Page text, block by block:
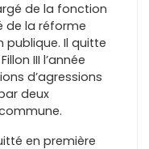
de la fonction
de la réforme
Il quitte
III l’année
d’agressions
deux
en première